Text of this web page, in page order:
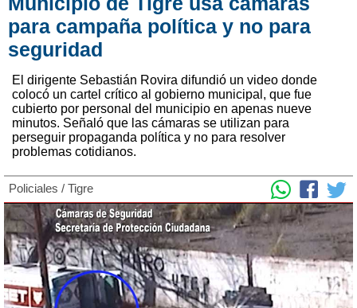
para campaña política y no para
seguridad
El dirigente Sebastián Rovira difundió un video donde
colocó un cartel crítico al gobierno municipal, que fue
cubierto por personal del municipio en apenas nueve
minutos. Señaló que las cámaras se utilizan para
perseguir propaganda política y no para resolver
problemas cotidianos.
Policiales / Tigre